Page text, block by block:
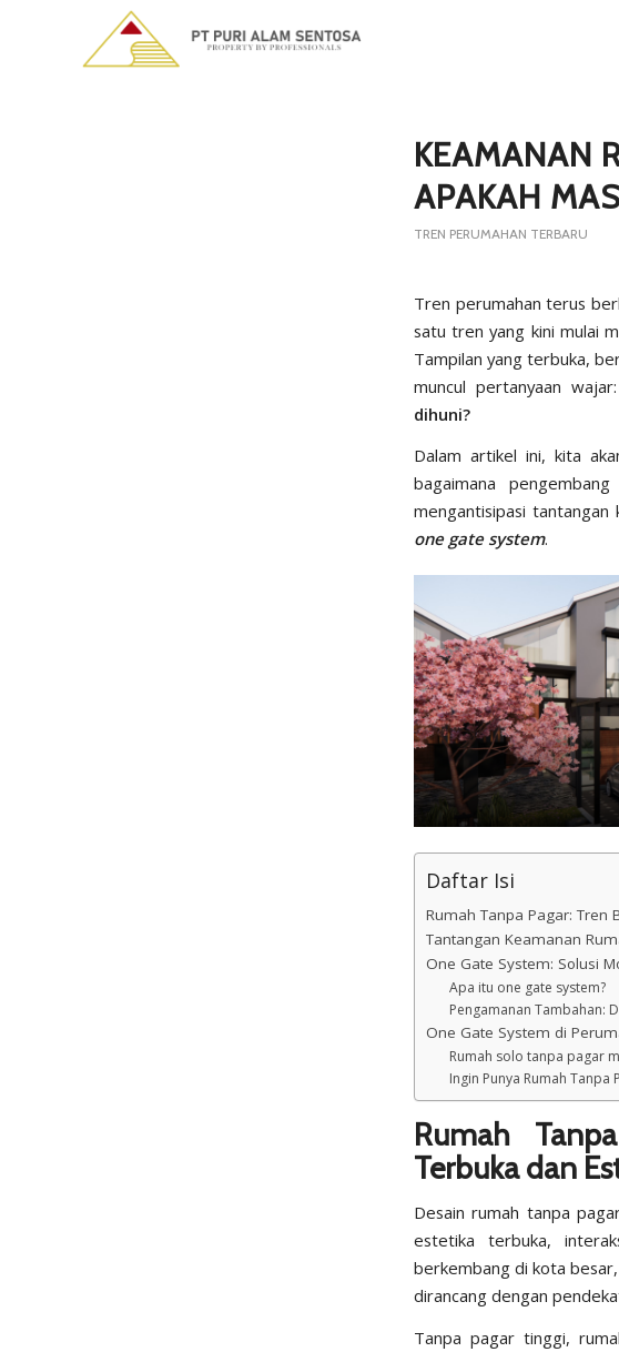
KEAMANAN
APAKAH
TREN PERUMAHAN TERBARU
Tren perumahan terus
satu tren yang kini mulai
Tampilan yang terbuka,
muncul pertanyaan wajar:
dihuni?
Dalam artikel ini, kita
bagaimana
mengantisipasi tantangan
one gate system.
Daftar Isi
Rumah Tanpa Pagar: Tren
Tantangan Keamanan
One Gate System: Solusi
Apa itu one gate system?
Pengamanan Tambahan:
One Gate System di
Rumah solo tanpa pagar
Ingin Punya Rumah Tanpa
Rumah
Terbuka dan
Desain rumah tanpa
estetika terbuka,
berkembang di kota
dirancang dengan
Tanpa pagar tinggi,